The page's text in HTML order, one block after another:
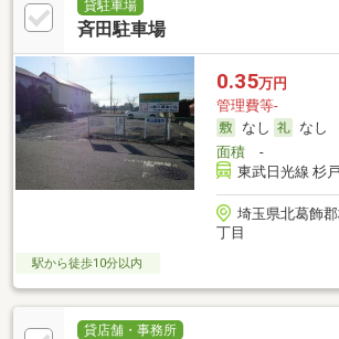
貸駐車場
斉田駐車場
0.35万円
管理費等-
なし
なし
面積-
東武日光線 杉
埼玉県北葛飾
丁目
駅から徒歩10分以内
貸店舗・事務所